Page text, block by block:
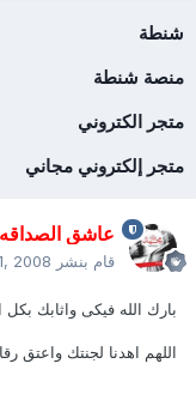
شنطة
منصة شنطة
متجر الكتروني
متجر إلكتروني مجاني
عاشق الصداقه
قام بنشر 2008
بارك الله فيكى واثابك
اللهم اهدنا لجنتك واعتق